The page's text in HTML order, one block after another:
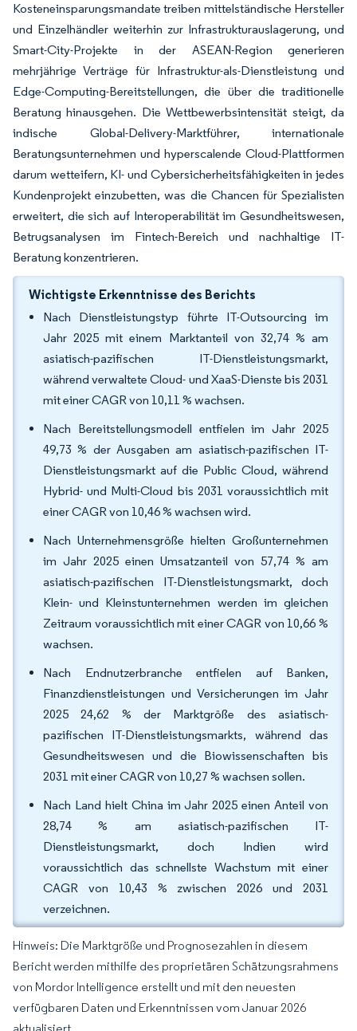
Kosteneinsparungsmandate treiben mittelständische Hersteller
und Einzelhändler weiterhin zur Infrastrukturauslagerung, und
Smart-City-Projekte in der ASEAN-Region generieren
mehrjährige Verträge für Infrastruktur-als-Dienstleistung und
Edge-Computing-Bereitstellungen, die über die traditionelle
Beratung hinausgehen. Die Wettbewerbsintensität steigt, da
indische Global-Delivery-Marktführer, internationale
Beratungsunternehmen und hyperscalende Cloud-Plattformen
darum wetteifern, KI- und Cybersicherheitsfähigkeiten in jedes
Kundenprojekt einzubetten, was die Chancen für Spezialisten
erweitert, die sich auf Interoperabilität im Gesundheitswesen,
Betrugsanalysen im Fintech-Bereich und nachhaltige IT-
Beratung konzentrieren.
Wichtigste Erkenntnisse des Berichts
Nach Dienstleistungstyp führte IT-Outsourcing im
Jahr 2025 mit einem Marktanteil von 32,74 % am
asiatisch-pazifischen IT-Dienstleistungsmarkt,
während verwaltete Cloud- und XaaS-Dienste bis 2031
mit einer CAGR von 10,11 % wachsen.
Nach Bereitstellungsmodell entfielen im Jahr 2025
49,73 % der Ausgaben am asiatisch-pazifischen IT-
Dienstleistungsmarkt auf die Public Cloud, während
Hybrid- und Multi-Cloud bis 2031 voraussichtlich mit
einer CAGR von 10,46 % wachsen wird.
Nach Unternehmensgröße hielten Großunternehmen
im Jahr 2025 einen Umsatzanteil von 57,74 % am
asiatisch-pazifischen IT-Dienstleistungsmarkt, doch
Klein- und Kleinstunternehmen werden im gleichen
Zeitraum voraussichtlich mit einer CAGR von 10,66 %
wachsen.
Nach Endnutzerbranche entfielen auf Banken,
Finanzdienstleistungen und Versicherungen im Jahr
2025 24,62 % der Marktgröße des asiatisch-
pazifischen IT-Dienstleistungsmarkts, während das
Gesundheitswesen und die Biowissenschaften bis
2031 mit einer CAGR von 10,27 % wachsen sollen.
Nach Land hielt China im Jahr 2025 einen Anteil von
28,74 % am asiatisch-pazifischen IT-
Dienstleistungsmarkt, doch Indien wird
voraussichtlich das schnellste Wachstum mit einer
CAGR von 10,43 % zwischen 2026 und 2031
verzeichnen.
Hinweis: Die Marktgröße und Prognosezahlen in diesem
Bericht werden mithilfe des proprietären Schätzungsrahmens
von Mordor Intelligence erstellt und mit den neuesten
verfügbaren Daten und Erkenntnissen vom Januar 2026